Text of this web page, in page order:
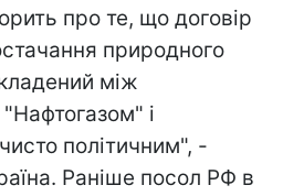
про те, що договір
природного
між
і
політичним", -
Раніше посол РФ в